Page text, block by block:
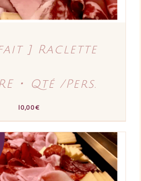
] Raclette
･ Qté /Pers.
10,00€